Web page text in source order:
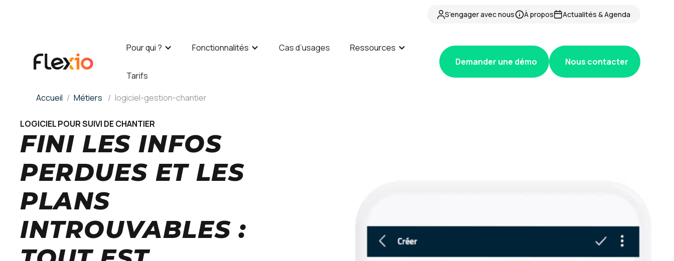
S’engager avec nous À propos Actualités & Agenda
Pour qui ? Fonctionnalités Cas d’usages Ressources
Tarifs
Demander une démo Nous contacter
Accueil Métiers logiciel-gestion-chantier
LOGICIEL POUR SUIVI DE CHANTIER
FINI LES INFOS
PERDUES ET LES
PLANS
INTROUVABLES :